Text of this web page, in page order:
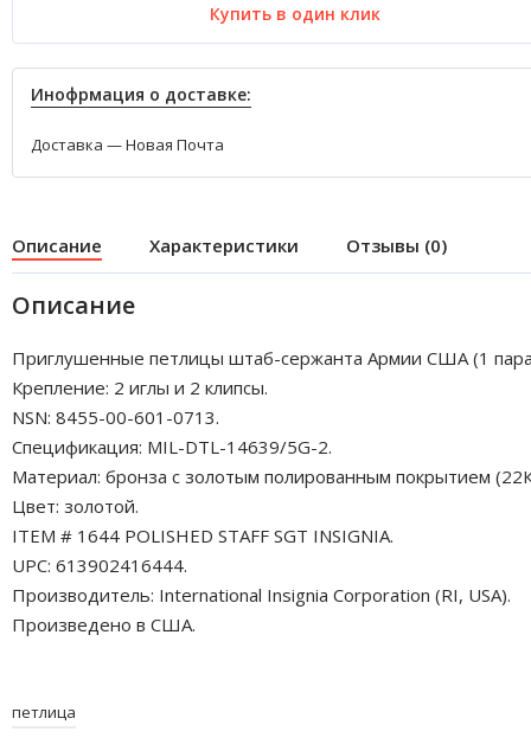
Купить в один клик
Инофрмация о доставке:
Доставка — Новая Почта
Описание Характеристики Отзывы (0)
Описание
Приглушенные петлицы штаб-сержанта Армии США (1
Крепление: 2 иглы и 2 клипсы.
NSN: 8455-00-601-0713.
Спецификация: MIL-DTL-14639/5G-2.
Материал: бронза с золотым полированным покрытием
Цвет: золотой.
ITEM # 1644 POLISHED STAFF SGT INSIGNIA.
UPC: 613902416444.
Производитель: International Insignia Corporation (RI, USA).
Произведено в США.
петлица